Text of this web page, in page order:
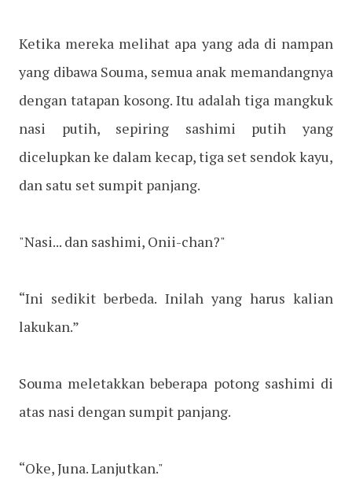
Ketika mereka melihat apa yang ada di nampan
yang dibawa Souma, semua anak memandangnya
dengan tatapan kosong. Itu adalah tiga mangkuk
nasi putih, sepiring sashimi putih yang
dicelupkan ke dalam kecap, tiga set sendok kayu,
dan satu set sumpit panjang.
"Nasi... dan sashimi, Onii-chan?"
“Ini sedikit berbeda. Inilah yang harus kalian
lakukan.”
Souma meletakkan beberapa potong sashimi di
atas nasi dengan sumpit panjang.
“Oke, Juna. Lanjutkan."